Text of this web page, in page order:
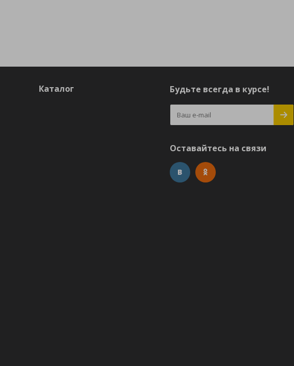
Каталог Будьте всегда в курсе!
Оставайтесь на связи